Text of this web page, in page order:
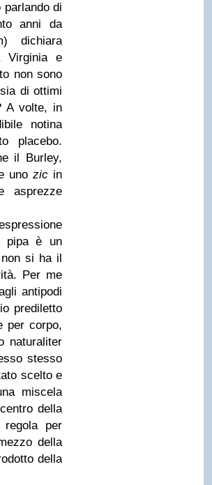
di
anni da
dichiara
Virginia e
non sono
di ottimi
A volte, in
notina
placebo.
il Burley,
uno zic in
asprezze
pipa è un
si ha il
Per me
antipodi
prediletto
per corpo,
naturaliter
stesso
scelto e
miscela
della
per
della
della